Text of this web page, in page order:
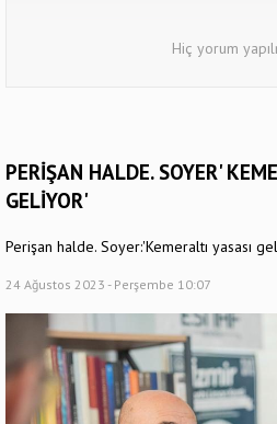
Hiç yorum
PERİŞAN HALDE. SOYER'
GELİYOR'
Perişan halde. Soyer:'Kemeraltı yasası
24 Ağustos 2023 - Perşembe 10:07